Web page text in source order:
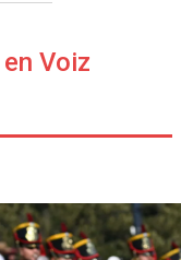
Voiz